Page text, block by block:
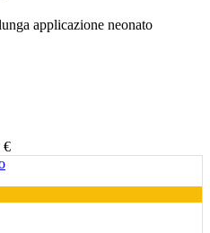
applicazione neonato
€